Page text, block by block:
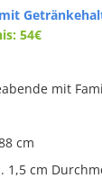
54€
mit
cm
1,5 cm